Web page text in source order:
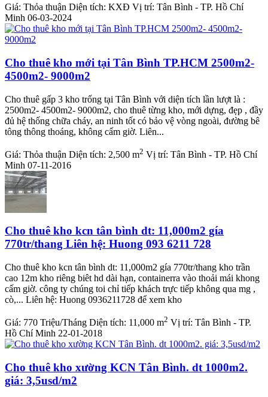
Giá: Thỏa thuận Diện tích: KXĐ Vị trí: Tân Bình - TP. Hồ Chí
Minh 06-03-2024
Cho thuê kho mới tại Tân Bình TP.HCM 2500m2-
4500m2- 9000m2
Cho thuê gấp 3 kho trống tại Tân Bình với diện tích lần lượt là :
2500m2- 4500m2- 9000m2, cho thuê từng kho, mới dựng, đẹp , đầy
đủ hệ thống chữa cháy, an ninh tốt có bảo vệ vòng ngoài, đường bê
tông thông thoáng, không cấm giờ. Liên...
Giá: Thỏa thuận Diện tích: 2,500 m2 Vị trí: Tân Bình - TP. Hồ Chí
Minh 07-11-2016
Cho thuê kho kcn tân bình dt: 11,000m2 gía
770tr/thang Liên hệ: Huong 093 6211 728
Cho thuê kho kcn tân bình dt: 11,000m2 gía 770tr/thang kho trần
cao 12m kho riêng biêt hd dài hạn, containerra vào thoải mái khong
cấm giờ. công ty chúng toi chỉ tiếp khách trực tiếp không qua mg ,
cò,... Liên hệ: Huong 0936211728 để xem kho
Giá: 770 Triệu/Tháng Diện tích: 11,000 m2 Vị trí: Tân Bình - TP.
Hồ Chí Minh 22-01-2018
Cho thuê kho xường KCN Tân Bình. dt 1000m2.
giá: 3,5usd/m2